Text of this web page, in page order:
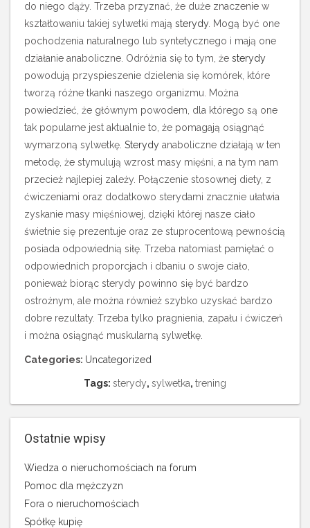
do niego dąży. Trzeba przyznać, że duże znaczenie w
kształtowaniu takiej sylwetki mają sterydy. Mogą być one
pochodzenia naturalnego lub syntetycznego i mają one
działanie anaboliczne. Odróżnia się to tym, że sterydy
powodują przyspieszenie dzielenia się komórek, które
tworzą różne tkanki naszego organizmu. Można
powiedzieć, że głównym powodem, dla którego są one
tak popularne jest aktualnie to, że pomagają osiągnąć
wymarzoną sylwetkę. Sterydy anaboliczne działają w ten
metodę, że stymulują wzrost masy mięśni, a na tym nam
przecież najlepiej zależy. Połączenie stosownej diety, z
ćwiczeniami oraz dodatkowo sterydami znacznie ułatwia
zyskanie masy mięśniowej, dzięki której nasze ciało
świetnie się prezentuje oraz ze stuprocentową pewnością
posiada odpowiednią siłę. Trzeba natomiast pamiętać o
odpowiednich proporcjach i dbaniu o swoje ciało,
ponieważ biorąc sterydy powinno się być bardzo
ostrożnym, ale można również szybko uzyskać bardzo
dobre rezultaty. Trzeba tylko pragnienia, zapału i ćwiczeń
i można osiągnąć muskularną sylwetkę.
Categories: Uncategorized
Tags: sterydy, sylwetka, trening
Ostatnie wpisy
Wiedza o nieruchomościach na forum
Pomoc dla mężczyzn
Fora o nieruchomościach
Spółkę kupię